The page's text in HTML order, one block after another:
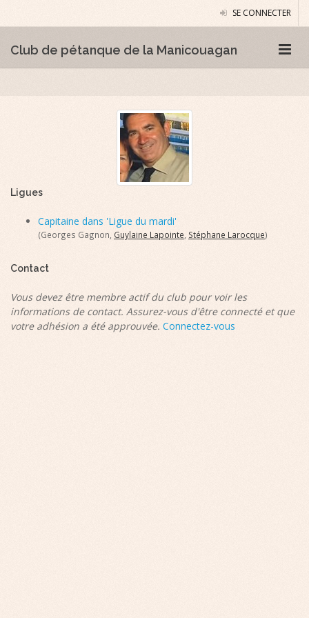
SE CONNECTER
Club de pétanque de la Manicouagan
Ligues
Capitaine dans 'Ligue du mardi'
(Georges Gagnon, Guylaine Lapointe Stéphane Larocque)
Contact
Vous devez être membre actif du club pour voir les
informations de contact. Assurez-vous d'être connecté et que
votre adhésion a été approuvée. Connectez-vous